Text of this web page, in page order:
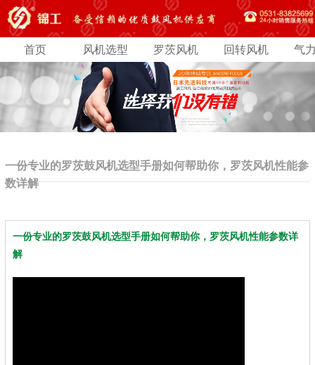
首页 风机选型 罗茨风机 回转风机 气
一份专业的罗茨鼓风机选型手册如何帮助你，罗茨风机性能参
数详解
一份专业的罗茨鼓风机选型手册如何帮助你，罗茨风机性能参数详
解